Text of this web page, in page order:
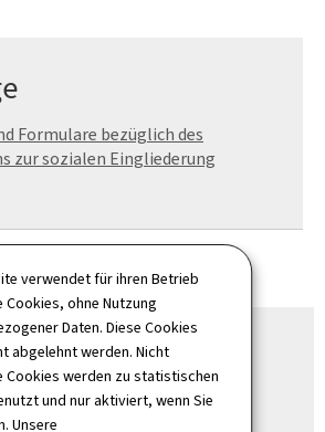
verwendet für ihren Betrieb
ohne Nutzung
Daten. Diese Cookies
abgelehnt werden. Nicht
Cookies werden zu statistischen
und nur aktiviert, wenn Sie
Unsere
Formulare bezüglich des
zur sozialen Eingliederung
Ministerium
Familie, Solidarität,